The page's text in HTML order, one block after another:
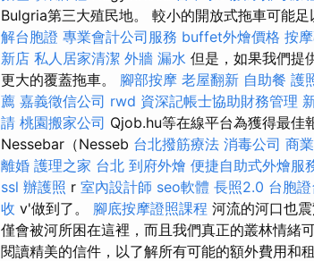
Bulgria第三大殖民地。 較小的開放式拖車可能
解台胞證 專業會計公司服務 buffet外燴價格 按
新店 私人居家清潔 外牆 漏水 但是，如果我們提
更大的覆蓋拖車。 腳部按摩 老屋翻新 自助餐 護
薦 嘉義徵信公司 rwd 資深記帳士協助財務管理
請 桃園搬家公司 Qjob.hu等在線平台為獲得最佳
Nessebar（Nesseb 台北撥筋療法 消毒公司 商
離婚 護理之家 台北 到府外燴 便捷自助式外燴服
ssl 辦護照 r 室內設計師 seo軟體 長照2.0 台胞
收 v'做到了。 腳底按摩證照課程 河流的河口也
僅會被河所困在這裡，而且我們真正的叢林情緒
閱讀精美的信件，以了解所有可能的額外費用和